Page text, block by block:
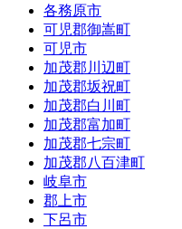
各務原市
可児郡御嵩町
可児市
加茂郡川辺町
加茂郡坂祝町
加茂郡白川町
加茂郡富加町
加茂郡七宗町
加茂郡八百津町
岐阜市
郡上市
下呂市